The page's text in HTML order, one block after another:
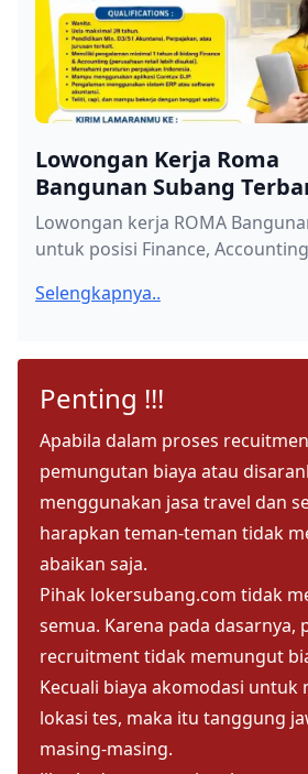
Lowongan Kerja Roma
Bangunan Subang
Lowongan kerja ROMA
untuk posisi Finance,
Selengkapnya..
Penting !!!
Apabila dalam proses
pemungutan biaya atau
menggunakan jasa travel dan
harapkan teman-teman tidak
abaikan saja.
Pihak lokersubang.com tidak
semua. Karena pada dasarnya,
recruitment tidak memungut
Kecuali biaya akomodasi untuk
lokasi tes, maka itu tanggung
masing-masing.